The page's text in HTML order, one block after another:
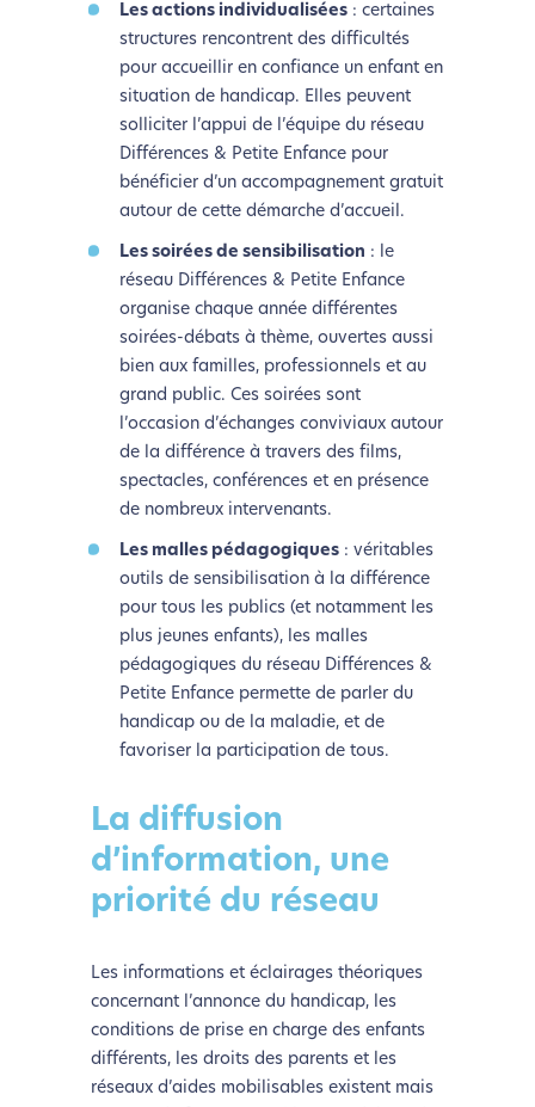
Les actions individualisées: certaines
structures rencontrent des difficultés
pour accueillir en confiance un enfant en
situation de handicap. Elles peuvent
solliciter l’appui de l’équipe du réseau
Différences & Petite Enfance pour
bénéficier d’un accompagnement gratuit
autour de cette démarche d’accueil.
Les soirées de sensibilisation : le
réseau Différences & Petite Enfance
organise chaque année différentes
soirées-débats à thème, ouvertes aussi
bien aux familles, professionnels et au
grand public. Ces soirées sont
l’occasion d’échanges conviviaux autour
de la différence à travers des films,
spectacles, conférences et en présence
de nombreux intervenants.
Les malles pédagogiques: véritables
outils de sensibilisation à la différence
pour tous les publics (et notamment les
plus jeunes enfants), les malles
pédagogiques du réseau Différences &
Petite Enfance permette de parler du
handicap ou de la maladie, et de
favoriser la participation de tous.
La diffusion
d’information, une
priorité du réseau
Les informations et éclairages théoriques
concernant l’annonce du handicap, les
conditions de prise en charge des enfants
différents, les droits des parents et les
réseaux d’aides mobilisables existent mais